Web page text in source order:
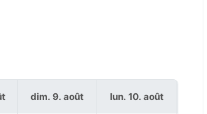
dim. 9. août lun. 10. août